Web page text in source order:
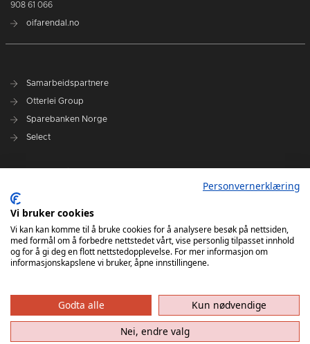
908 61 066
oifarendal.no
Samarbeidspartnere
Otterlei Group
Sparebanken Norge
Select
Spillerstall
Administrasjon
Styret
Personvernerklæring
Vi bruker cookies
Vi kan kan komme til å bruke cookies for å analysere besøk på nettsiden,
med formål om å forbedre nettstedet vårt, vise personlig tilpasset innhold
og for å gi deg en flott nettstedopplevelse. For mer informasjon om
informasjonskapslene vi bruker, åpne innstillingene.
Godta alle
Kun nødvendige
Nei, endre valg